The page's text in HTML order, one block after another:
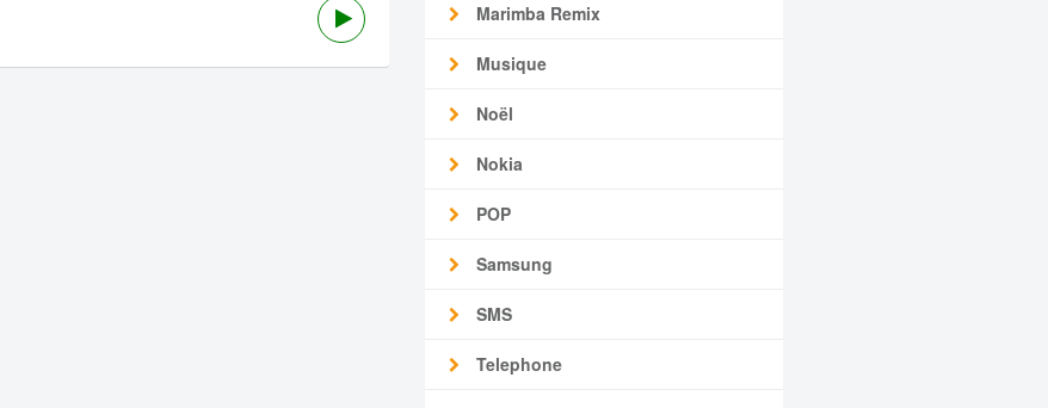
Marimba Remix
Musique
Noël
Nokia
POP
Samsung
SMS
Telephone